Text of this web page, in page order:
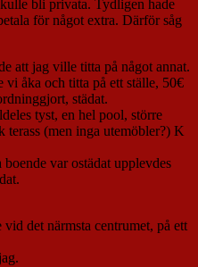
bli privata. Tydligen hade
för något extra. Därför såg
att jag ville titta på något annat.
vi åka och titta på ett ställe, 50€
städat.
tyst, en hel pool, större
terass (men inga utemöbler?) K
var ostädat upplevdes
det närmsta centrumet, på ett